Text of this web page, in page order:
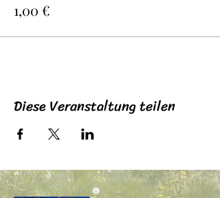
1,00 €
Diese Veranstaltung teilen